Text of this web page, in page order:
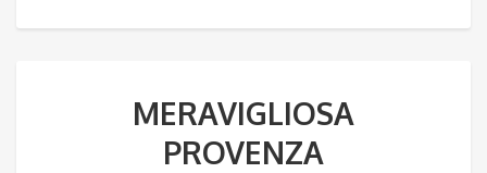
MERAVIGLIOSA
PROVENZA